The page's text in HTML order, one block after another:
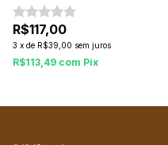
Penteados, Cortes e
Treinamento Profissional
R$117,00
3 x de R$39,00 sem juros
R$113,49 com Pix